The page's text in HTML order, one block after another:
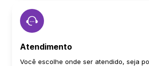
Atendimento
Você escolhe onde ser atendido, seja